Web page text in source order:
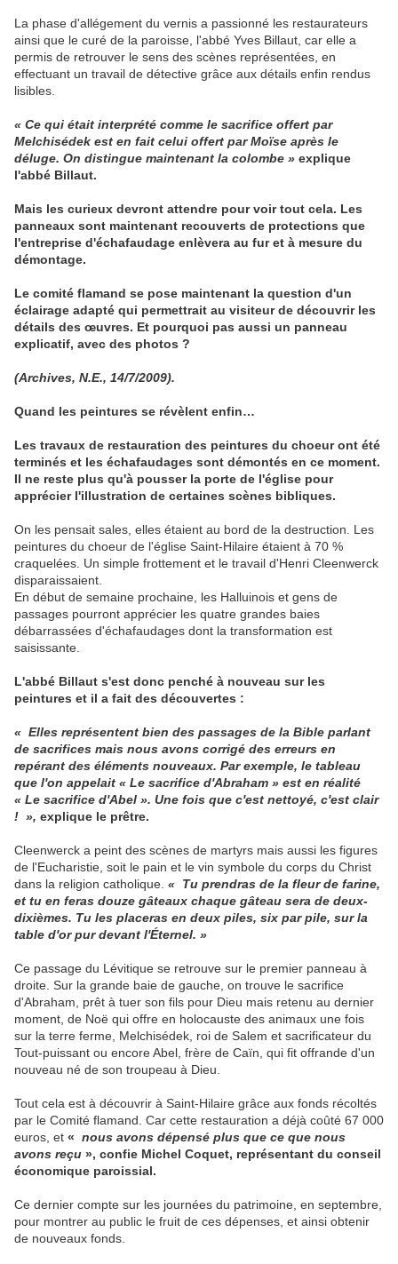
La phase d'allégement du vernis a passionné les restaurateurs
ainsi que le curé de la paroisse, l'abbé Yves Billaut, car elle a
permis de retrouver le sens des scènes représentées, en
effectuant un travail de détective grâce aux détails enfin rendus
lisibles.
« ­Ce qui était interprété comme le sacrifice offert par
Melchisédek est en fait celui offert par Moïse après le
déluge. On distingue maintenant la colombe­ » explique
l'abbé Billaut.
Mais les curieux devront attendre pour voir tout cela. Les
panneaux sont maintenant recouverts de protections que
l'entreprise d'échafaudage enlèvera au fur et à mesure du
démontage.
Le comité flamand se pose maintenant la question d'un
éclairage adapté qui permettrait au visiteur de découvrir les
détails des œuvres. Et pourquoi pas aussi un panneau
explicatif, avec des photos ?
(Archives, N.E., 14/7/2009).
Quand les peintures se révèlent enfin…
Les travaux de restauration des peintures du choeur ont été
terminés et les échafaudages sont démontés en ce moment.
Il ne reste plus qu'à pousser la porte de l'église pour
apprécier l'illustration de certaines scènes bibliques.
On les pensait sales, elles étaient au bord de la destruction. Les
peintures du choeur de l'église Saint-Hilaire étaient à 70 %
craquelées. Un simple frottement et le travail d'Henri Cleenwerck
disparaissaient.
En début de semaine prochaine, les Halluinois et gens de
passages pourront apprécier les quatre grandes baies
débarrassées d'échafaudages dont la transformation est
saisissante.
L'abbé Billaut s'est donc penché à nouveau sur les
peintures et il a fait des découvertes :
« Elles représentent bien des passages de la Bible parlant
de sacrifices mais nous avons corrigé des erreurs en
repérant des éléments nouveaux. Par exemple, le tableau
que l'on appelait « Le sacrifice d'Abraham » est en réalité
« Le sacrifice d'Abel ». Une fois que c'est nettoyé, c'est clair
! », explique le prêtre.
Cleenwerck a peint des scènes de martyrs mais aussi les figures
de l'Eucharistie, soit le pain et le vin symbole du corps du Christ
dans la religion catholique. « Tu prendras de la fleur de farine,
et tu en feras douze gâteaux chaque gâteau sera de deux-
dixièmes. Tu les placeras en deux piles, six par pile, sur la
table d'or pur devant l'Éternel. »
Ce passage du Lévitique se retrouve sur le premier panneau à
droite. Sur la grande baie de gauche, on trouve le sacrifice
d'Abraham, prêt à tuer son fils pour Dieu mais retenu au dernier
moment, de Noë qui offre en holocauste des animaux une fois
sur la terre ferme, Melchisédek, roi de Salem et sacrificateur du
Tout-puissant ou encore Abel, frère de Caïn, qui fit offrande d'un
nouveau né de son troupeau à Dieu.
Tout cela est à découvrir à Saint-Hilaire grâce aux fonds récoltés
par le Comité flamand. Car cette restauration a déjà coûté 67 000
euros, et « nous avons dépensé plus que ce que nous
avons reçu », confie Michel Coquet, représentant du conseil
économique paroissial.
Ce dernier compte sur les journées du patrimoine, en septembre,
pour montrer au public le fruit de ces dépenses, et ainsi obtenir
de nouveaux fonds.